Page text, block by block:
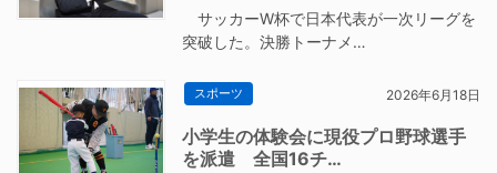
サッカーW杯で日本代表が一次リーグを
突破した。決勝トーナメ…
スポーツ 2026年6月18日
小学生の体験会に現役プロ野球選手
を派遣 全国16チ…